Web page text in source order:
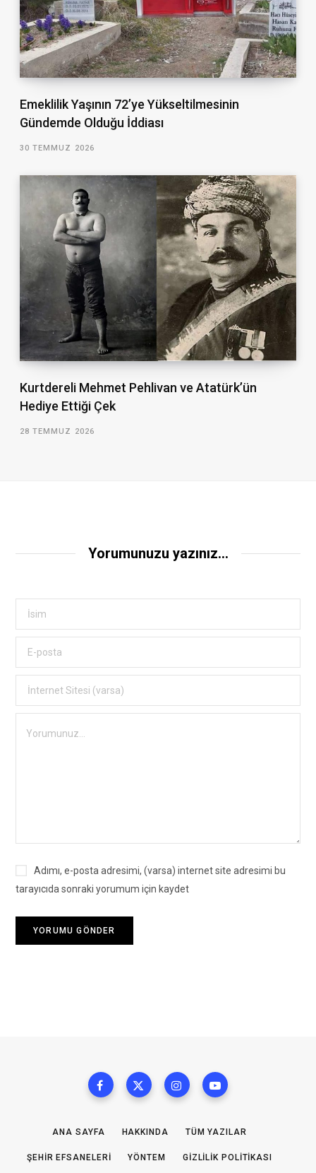
Emeklilik Yaşının 72’ye Yükseltilmesinin
Gündemde Olduğu İddiası
30 TEMMUZ 2026
Kurtdereli Mehmet Pehlivan ve Atatürk’ün
Hediye Ettiği Çek
28 TEMMUZ 2026
Yorumunuzu yazınız...
Adımı, e-posta adresimi, (varsa) internet site adresimi bu
tarayıcıda sonraki yorumum için kaydet
ANA SAYFA HAKKINDA TÜM YAZILAR
ŞEHIR EFSANELERI YÖNTEM GIZLILIK POLITIKASI